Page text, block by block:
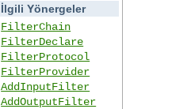
İlgili Yönergeler
FilterChain
FilterDeclare
FilterProtocol
FilterProvider
AddInputFilter
AddOutputFilter